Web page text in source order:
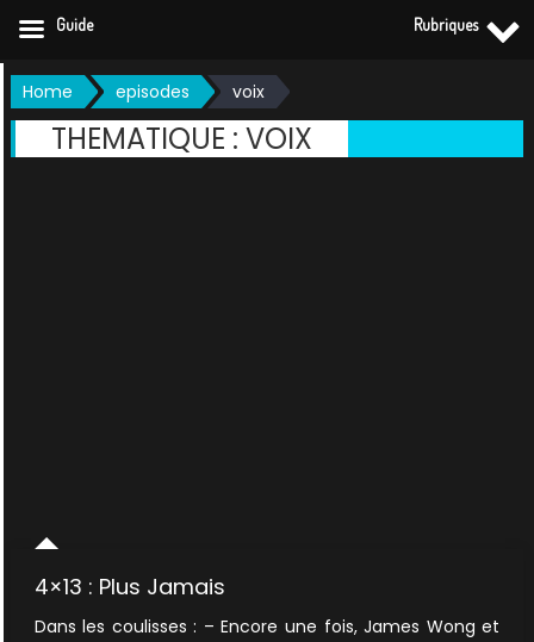
Skip
to
content
Home episodes voix
THEMATIQUE : VOIX
4×13 : Plus Jamais
Dans les coulisses : – Encore une fois, James Wong et
Guide Rubriques